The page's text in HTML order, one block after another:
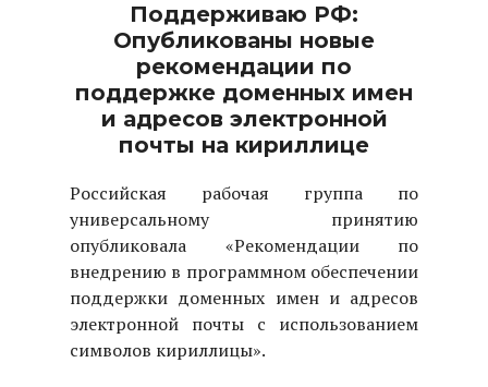
Поддерживаю РФ:
Опубликованы новые
рекомендации по
поддержке доменных имен
и адресов электронной
почты на кириллице
Российская рабочая группа по
универсальному принятию
опубликовала «Рекомендации по
внедрению в программном обеспечении
поддержки доменных имен и адресов
электронной почты c использованием
символов кириллицы».